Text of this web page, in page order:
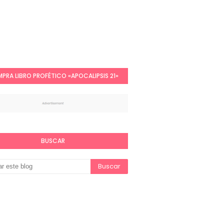
LIBRO PROFÉTICO «APOCALIPSIS 21»
BUSCAR